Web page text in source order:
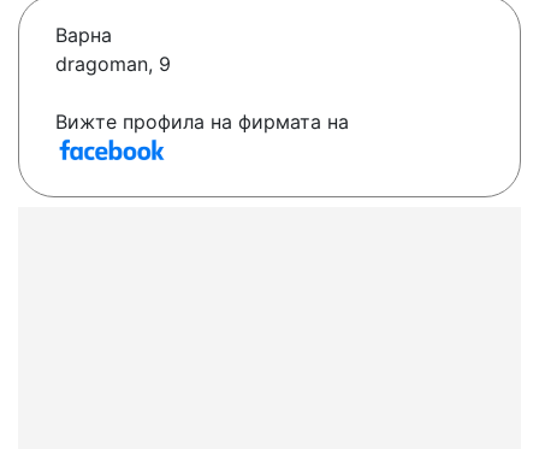
Варна
dragoman, 9
Вижте профила на фирмата на